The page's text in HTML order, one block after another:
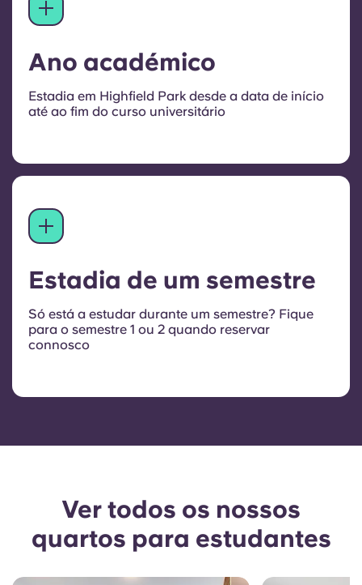
Ano académico
Estadia em Highfield Park desde a data de início
até ao fim do curso universitário
Estadia de um semestre
Só está a estudar durante um semestre? Fique
para o semestre 1 ou 2 quando reservar
connosco
Ver todos os nossos
quartos para estudantes